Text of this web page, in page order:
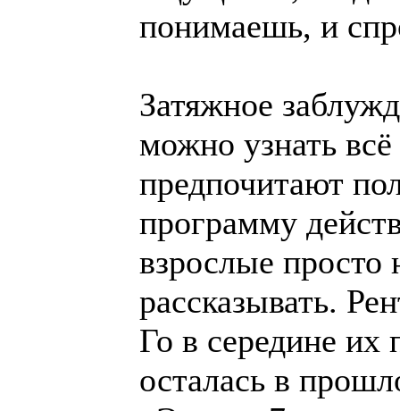
понимаешь, и
Затяжное
можно узнать
предпочитают
программу
взрослые просто
рассказывать.
Го в середине их
осталась в